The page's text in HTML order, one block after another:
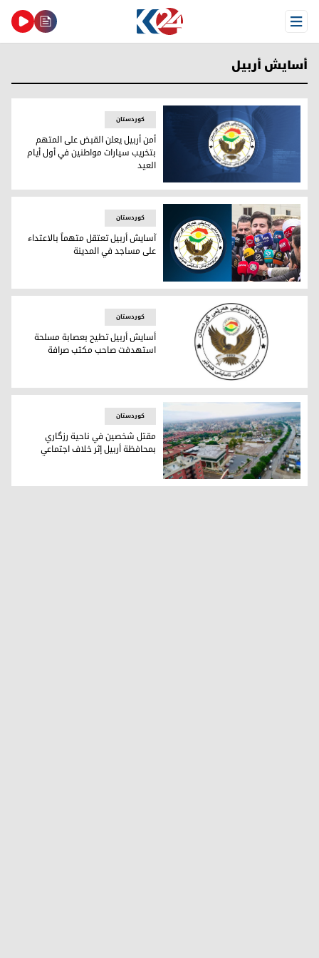
Open Menu
أسايش أربيل
أمن أربيل يعلن القبض على المتهم بتخريب سيارات مواطنين في
کوردستان
أمن أربيل يعلن القبض على المتهم
بتخريب سيارات مواطنين في أول أيام
العيد
آسايش أربيل تعتقل متهماً بالاعتداء على مساجد في المدينة
کوردستان
آسايش أربيل تعتقل متهماً بالاعتداء
على مساجد في المدينة
أسايش أربيل تطيح بعصابة مسلحة استهدفت صاحب مكتب
کوردستان
أسايش أربيل تطيح بعصابة مسلحة
استهدفت صاحب مكتب صرافة
مقتل شخصين في ناحية رزگاري بمحافظة أربيل إثر خلاف اجتماعي
کوردستان
مقتل شخصين في ناحية رزگاري
بمحافظة أربيل إثر خلاف اجتماعي